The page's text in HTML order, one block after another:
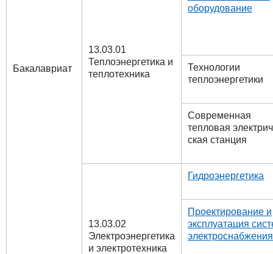
Бакалавриат
13.03.01
Теплоэнергетика и
теплотехника
оборудование
Технологии
теплоэнергетики
Современная
тепловая
ская станция
13.03.02
Электроэнергетика
и электротехника
Гидроэнергетика
Проектирование и
эксплуатация
электроснабжения